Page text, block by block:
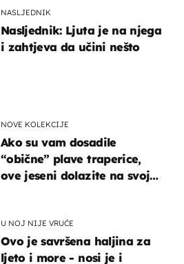
NASLJEDNIK
Nasljednik: Ljuta je na njega
i zahtjeva da učini nešto
NOVE KOLEKCIJE
Ako su vam dosadile
“obične” plave traperice,
ove jeseni dolazite na svoje
U NOJ NIJE VRUĆE
Ovo je savršena haljina za
ljeto i more - nosi je i